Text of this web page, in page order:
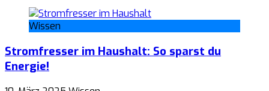
Wissen
Stromfresser im Haushalt: So sparst du
Energie!